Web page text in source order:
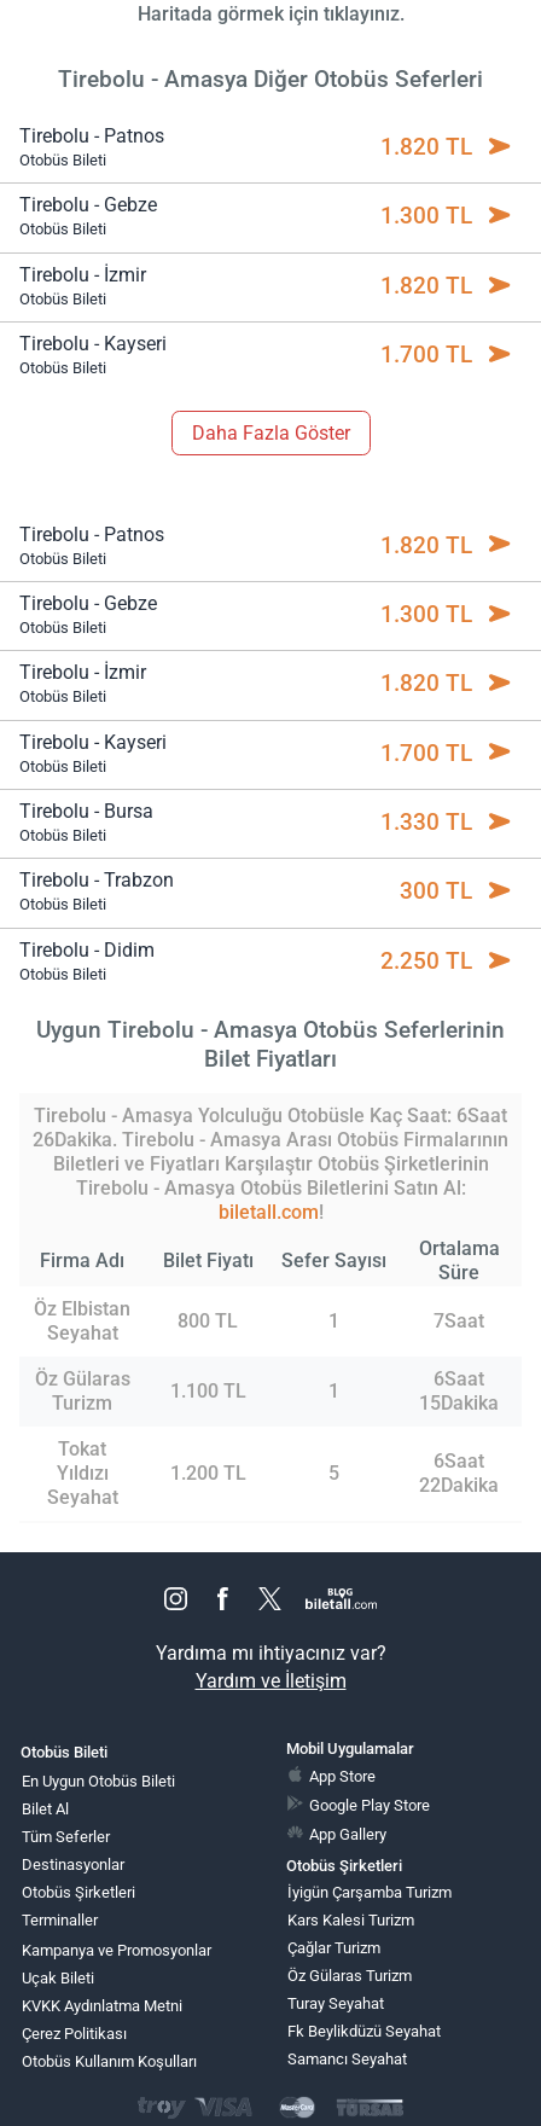
Haritada görmek için tıklayınız.
Tirebolu - Amasya Diğer Otobüs Seferleri
Tirebolu - Patnos
Otobüs Bileti 1.820 TL
Tirebolu - Gebze
Otobüs Bileti 1.300 TL
Tirebolu - İzmir
Otobüs Bileti 1.820 TL
Tirebolu - Kayseri
Otobüs Bileti 1.700 TL
Daha Fazla Göster
Tirebolu - Patnos
Otobüs Bileti 1.820 TL
Tirebolu - Gebze
Otobüs Bileti 1.300 TL
Tirebolu - İzmir
Otobüs Bileti 1.820 TL
Tirebolu - Kayseri
Otobüs Bileti 1.700 TL
Tirebolu - Bursa
Otobüs Bileti 1.330 TL
Tirebolu - Trabzon
Otobüs Bileti 300 TL
Tirebolu - Didim
Otobüs Bileti 2.250 TL
Uygun Tirebolu - Amasya Otobüs Seferlerinin
Bilet Fiyatları
Tirebolu - Amasya Yolculuğu Otobüsle Kaç Saat: 6Saat
26Dakika. Tirebolu - Amasya Arası Otobüs Firmalarının
Biletleri ve Fiyatları Karşılaştır Otobüs Şirketlerinin
Tirebolu - Amasya Otobüs Biletlerini Satın Al:
biletall.com!
Firma Adı Bilet Fiyatı Sefer Sayısı
Ortalama
Süre
Öz Elbistan
Seyahat
800 TL 1 7Saat
Öz Gülaras
Turizm
1.100 TL 1
6Saat
15Dakika
Tokat
Yıldızı
Seyahat
1.200 TL 5
6Saat
22Dakika
Yardıma mı ihtiyacınız var?
Yardım ve İletişim
Otobüs Bileti
En Uygun Otobüs Bileti
Bilet Al
Tüm Seferler
Destinasyonlar
Otobüs Şirketleri
Terminaller
Kampanya ve Promosyonlar
Uçak Bileti
KVKK Aydınlatma Metni
Çerez Politikası
Otobüs Kullanım Koşulları
Mobil Uygulamalar
App Store
Google Play Store
App Gallery
Otobüs Şirketleri
İyigün Çarşamba Turizm
Kars Kalesi Turizm
Çağlar Turizm
Öz Gülaras Turizm
Turay Seyahat
Fk Beylikdüzü Seyahat
Samancı Seyahat